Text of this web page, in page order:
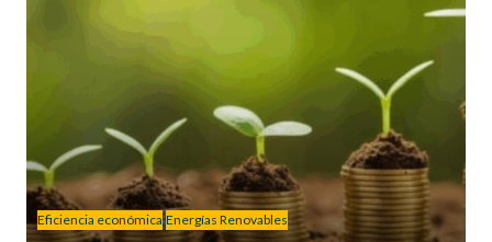
Eficiencia económica Energías Renovables